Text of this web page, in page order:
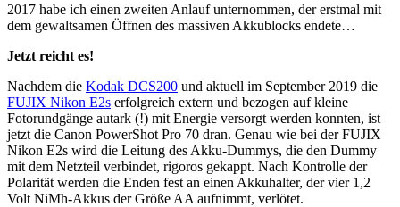
2017 habe ich einen zweiten Anlauf unternommen, der erstmal mit
dem gewaltsamen Öffnen des massiven Akkublocks endete…
Jetzt reicht es!
Nachdem die Kodak DCS200 und aktuell im September 2019 die
FUJIX Nikon E2s erfolgreich extern und bezogen auf kleine
Fotorundgänge autark (!) mit Energie versorgt werden konnten, ist
jetzt die Canon PowerShot Pro 70 dran. Genau wie bei der FUJIX
Nikon E2s wird die Leitung des Akku-Dummys, die den Dummy
mit dem Netzteil verbindet, rigoros gekappt. Nach Kontrolle der
Polarität werden die Enden fest an einen Akkuhalter, der vier 1,2
Volt NiMh-Akkus der Größe AA aufnimmt, verlötet.